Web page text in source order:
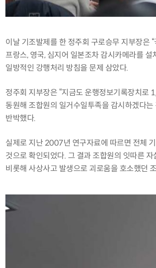
이날 기조발제를 한 정주회 구로승무 지부장은 “
프랑스,영국,심지어 일본조차 감시카메라를 설
일방적인 강행처리 방침을 문제 삼았다.
정주회 지부장은 “지금도 운행정보기록장치로
동원해 조합원의 일거수일투족을 감시하겠다
반박했다.
실제로 지난 2007년 연구자료에 따르면 전체
것으로 확인되었다. 그 결과 조합원의 잇따른
비롯해 사상사고 발생으로 괴로움을 호소했던